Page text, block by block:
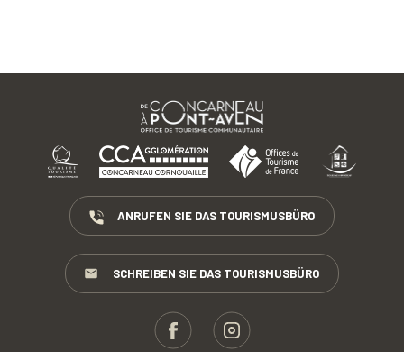
ANRUFEN SIE DAS TOURISMUSBÜRO
SCHREIBEN SIE DAS TOURISMUSBÜRO